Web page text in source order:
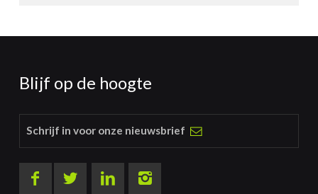
Blijf op de hoogte
Schrijf in voor onze nieuwsbrief